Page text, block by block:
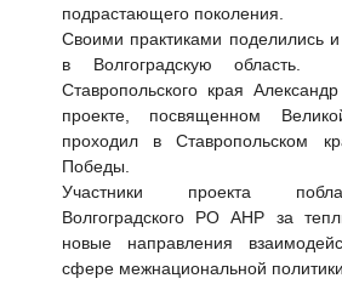
подрастающего поколения.
Своими практиками поделились
в Волгоградскую область.
Ставропольского края
проекте, посвященном
проходил в Ставропольском
Победы.
Участники проекта
Волгоградского РО АНР за
новые направления
сфере межнациональной